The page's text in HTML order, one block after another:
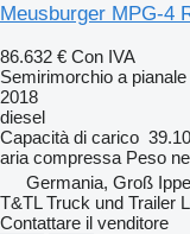
Meusburger MPG-4
86.632 € Con IVA
Semirimorchio a
2018
diesel
Capacità di carico
aria compressa Peso
Germania, Groß
T&TL Truck und Trailer
Contattare il venditore